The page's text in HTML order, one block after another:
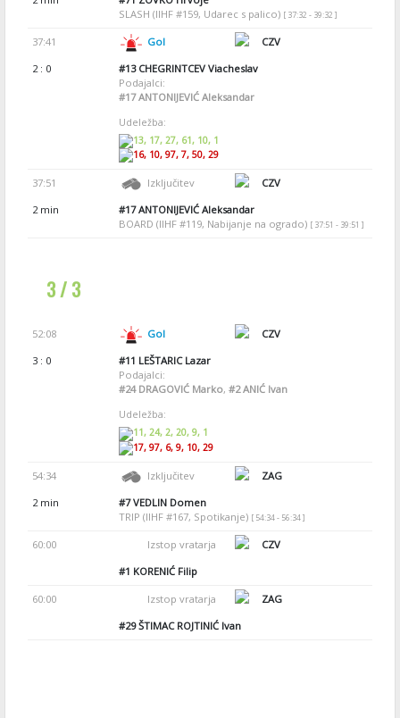
SLASH (IIHF #159, Udarec s palico) [ 37:32 - 39:32 ]
37:41 Gol
CZV
2 : 0
#13CHEGRINTCEV Viacheslav
Podajalci:
#17ANTONIJEVIĆ Aleksandar
Udeležba:
13, 17, 27, 61, 10, 1
16, 10, 97, 7, 50, 29
37:51 Izključitev
CZV
2 min
#17ANTONIJEVIĆ Aleksandar
BOARD (IIHF #119, Nabijanje na ogrado) [ 37:51 - 39:51 ]
3 / 3
52:08 Gol
CZV
3 : 0
#11 LEŠTARIC Lazar
Podajalci:
#24DRAGOVIĆ Marko, #2ANIĆ Ivan
Udeležba:
11, 24, 2, 20, 9, 1
17, 97, 6, 9, 10, 29
54:34 Izključitev
ZAG
2 min
#7VEDLIN Domen
TRIP (IIHF #167, Spotikanje) [ 54:34 - 56:34 ]
60:00 Izstop vratarja
CZV
#1 KORENIĆ Filip
60:00 Izstop vratarja
ZAG
#29ŠTIMAC ROJTINIĆ Ivan